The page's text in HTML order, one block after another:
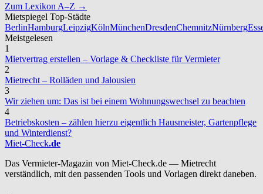
Zum Lexikon A–Z →
Mietspiegel Top-Städte
BerlinHamburgLeipzigKölnMünchenDresdenChemnitzNürnberg
Meistgelesen
1
Mietvertrag erstellen – Vorlage & Checkliste für Vermieter
2
Mietrecht – Rolläden und Jalousien
3
Wir ziehen um: Das ist bei einem Wohnungswechsel zu beachten
4
Betriebskosten – zählen hierzu eigentlich Hausmeister, Gartenpflege
und Winterdienst?
Miet-Check.de
Das Vermieter-Magazin von Miet-Check.de — Mietrecht
verständlich, mit den passenden Tools und Vorlagen direkt daneben.